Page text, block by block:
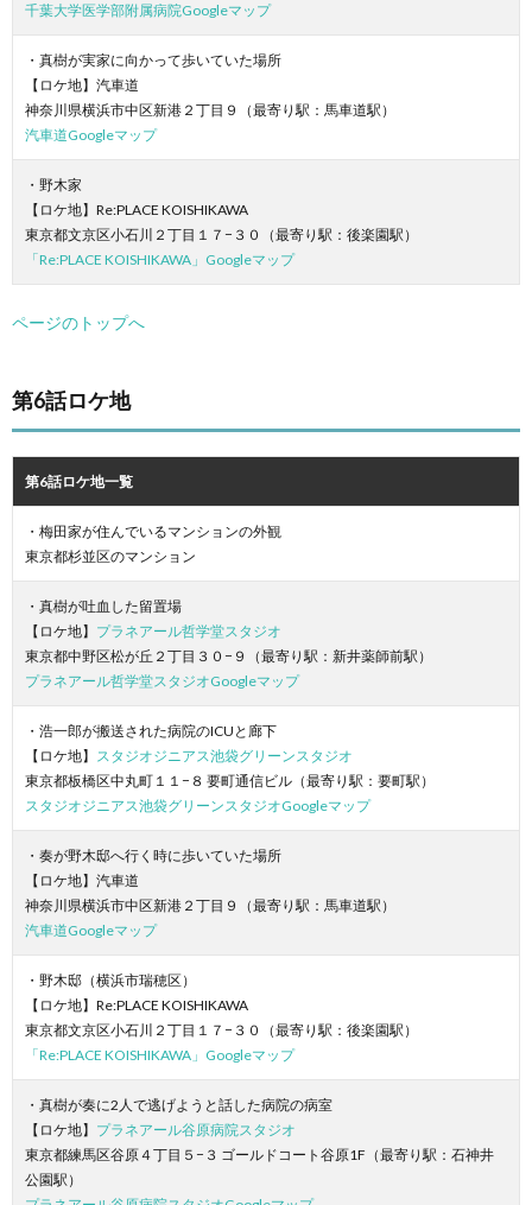
千葉大学医学部附属病院Googleマップ
・真樹が実家に向かって歩いていた場所
【ロケ地】汽車道
神奈川県横浜市中区新港２丁目９（最寄り駅：馬車道駅）
汽車道Googleマップ
・野木家
【ロケ地】Re:PLACE KOISHIKAWA
東京都文京区小石川２丁目１７−３０（最寄り駅：後楽園駅）
「Re:PLACE KOISHIKAWA」Googleマップ
ページのトップへ
第6話ロケ地
第6話ロケ地一覧
・梅田家が住んでいるマンションの外観
東京都杉並区のマンション
・真樹が吐血した留置場
【ロケ地】 プラネアール哲学堂スタジオ
東京都中野区松が丘２丁目３０−９（最寄り駅：新井薬師前駅）
プラネアール哲学堂スタジオGoogleマップ
・浩一郎が搬送された病院のICUと廊下
【ロケ地】 スタジオジニアス池袋グリーンスタジオ
東京都板橋区中丸町１１−８ 要町通信ビル（最寄り駅：要町駅）
スタジオジニアス池袋グリーンスタジオGoogleマップ
・奏が野木邸へ行く時に歩いていた場所
【ロケ地】汽車道
神奈川県横浜市中区新港２丁目９（最寄り駅：馬車道駅）
汽車道Googleマップ
・野木邸（横浜市瑞穂区）
【ロケ地】Re:PLACE KOISHIKAWA
東京都文京区小石川２丁目１７−３０（最寄り駅：後楽園駅）
「Re:PLACE KOISHIKAWA」Googleマップ
・真樹が奏に2人で逃げようと話した病院の病室
【ロケ地】 プラネアール谷原病院スタジオ
東京都練馬区谷原４丁目５−３ ゴールドコート谷原1F（最寄り駅：石神井
公園駅）